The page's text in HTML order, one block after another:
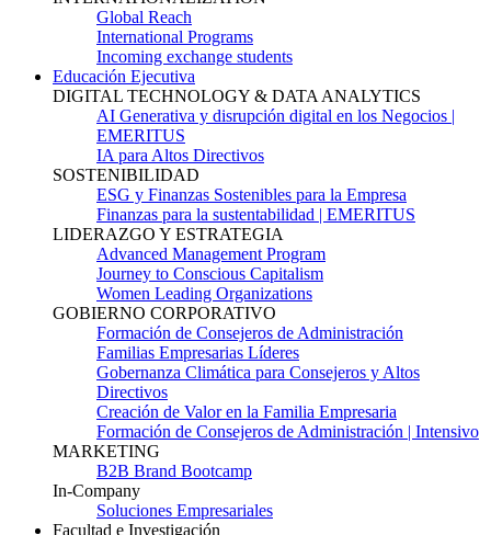
Global Reach
International Programs
Incoming exchange students
Educación Ejecutiva
DIGITAL TECHNOLOGY & DATA ANALYTICS
AI Generativa y disrupción digital en los Negocios |
EMERITUS
IA para Altos Directivos
SOSTENIBILIDAD
ESG y Finanzas Sostenibles para la Empresa
Finanzas para la sustentabilidad | EMERITUS
LIDERAZGO Y ESTRATEGIA
Advanced Management Program
Journey to Conscious Capitalism
Women Leading Organizations
GOBIERNO CORPORATIVO
Formación de Consejeros de Administración
Familias Empresarias Líderes
Gobernanza Climática para Consejeros y Altos
Directivos
Creación de Valor en la Familia Empresaria
Formación de Consejeros de Administración | Intensivo
MARKETING
B2B Brand Bootcamp
In-Company
Soluciones Empresariales
Facultad e Investigación